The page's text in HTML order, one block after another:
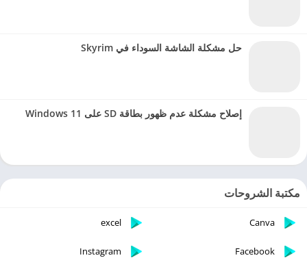
حل مشكلة الشاشة السوداء في Skyrim
إصلاح مشكلة عدم ظهور بطاقة SD على Windows 11
مكتبة الشروحات
Canva
excel
Facebook
Instagram